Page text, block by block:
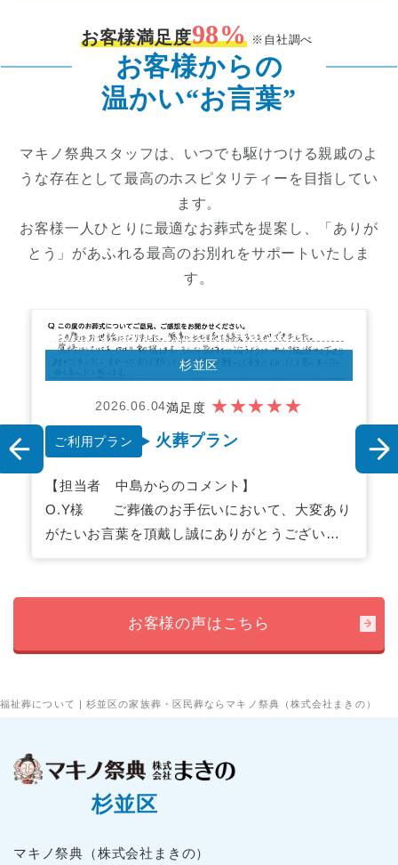
福祉葬について | 杉並区の家族葬・区民葬ならマキノ祭典（株式会社まきの）
お客様満足度98% ※自社調べ
お客様からの
温かい“お言葉”
マキノ祭典スタッフは、いつでも駆けつける親戚のよ
うな存在として最高のホスピタリティーを目指してい
ます。
お客様一人ひとりに最適なお葬式を提案し、「ありが
とう」があふれる最高のお別れをサポートいたしま
す。
杉並区
満足度 ★★★★★
ご利用プラン １日葬プラン
【担当者 からのコメント】
K.M様
この度のご葬儀、大変お疲れ様でございまし
これからも「良い式」と感じて頂けますよう、
社員一同向上して参ります。今後もいろいろな
お客様の声はこちら
杉並区
マキノ祭典（株式会社まきの）